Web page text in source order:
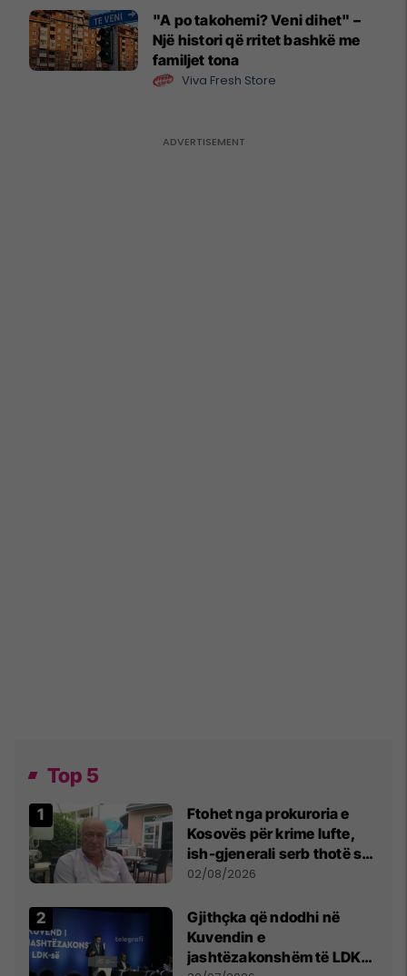
"A po takohemi? Veni dihet" –
Një histori që rritet bashkë me
familjet tona
Viva Fresh Store
Top 5
Ftohet nga prokuroria e
Kosovës për krime lufte,
ish-gjenerali serb thotë se
dikush e tradhtoi në
02/08/2026
Gjithçka që ndodhi në
Kuvendin e
jashtëzakonshëm të LDK-